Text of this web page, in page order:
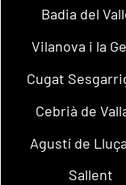
Badia del
Vilanova i la
Cugat
Cebrià de
Agustí de
Sallent